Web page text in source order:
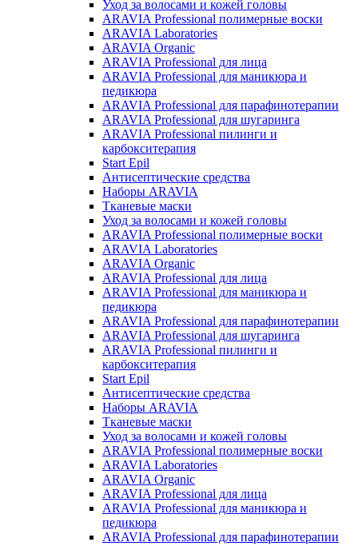
Уход за волосами и кожей головы
ARAVIA Professional полимерные воски
ARAVIA Laboratories
ARAVIA Organic
ARAVIA Professional для лица
ARAVIA Professional для маникюра и
педикюра
ARAVIA Professional для парафинотерапии
ARAVIA Professional для шугаринга
ARAVIA Professional пилинги и
карбокситерапия
Start Epil
Антисептические средства
Наборы ARAVIA
Тканевые маски
Уход за волосами и кожей головы
ARAVIA Professional полимерные воски
ARAVIA Laboratories
ARAVIA Organic
ARAVIA Professional для лица
ARAVIA Professional для маникюра и
педикюра
ARAVIA Professional для парафинотерапии
ARAVIA Professional для шугаринга
ARAVIA Professional пилинги и
карбокситерапия
Start Epil
Антисептические средства
Наборы ARAVIA
Тканевые маски
Уход за волосами и кожей головы
ARAVIA Professional полимерные воски
ARAVIA Laboratories
ARAVIA Organic
ARAVIA Professional для лица
ARAVIA Professional для маникюра и
педикюра
ARAVIA Professional для парафинотерапии